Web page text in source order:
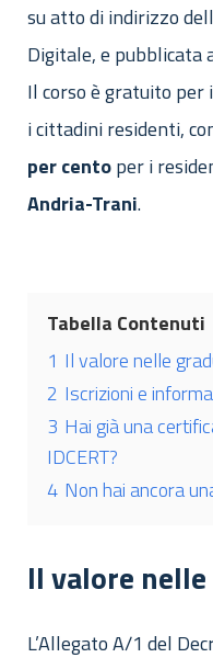
su atto di indirizzo
Digitale, e pubblicata
Il corso è gratuito per
i cittadini residenti,
percentoper i
Andria-Trani.
Tabella Contenuti
1 Il valore nelle
2 Iscrizioni e
3 Hai già una
IDCERT?
4 Non hai ancora
Il valore
L’Allegato A/1 del